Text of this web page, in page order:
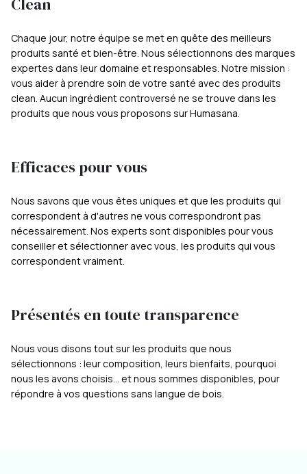
Clean
Chaque jour, notre équipe se met en quête des meilleurs
produits santé et bien-être. Nous sélectionnons des marques
expertes dans leur domaine et responsables. Notre mission :
vous aider à prendre soin de votre santé avec des produits
clean. Aucun ingrédient controversé ne se trouve dans les
produits que nous vous proposons sur Humasana.
Efficaces pour vous
Nous savons que vous êtes uniques et que les produits qui
correspondent à d'autres ne vous correspondront pas
nécessairement. Nos experts sont disponibles pour vous
conseiller et sélectionner avec vous, les produits qui vous
correspondent vraiment.
Présentés en toute transparence
Nous vous disons tout sur les produits que nous
sélectionnons : leur composition, leurs bienfaits, pourquoi
nous les avons choisis... et nous sommes disponibles, pour
répondre à vos questions sans langue de bois.